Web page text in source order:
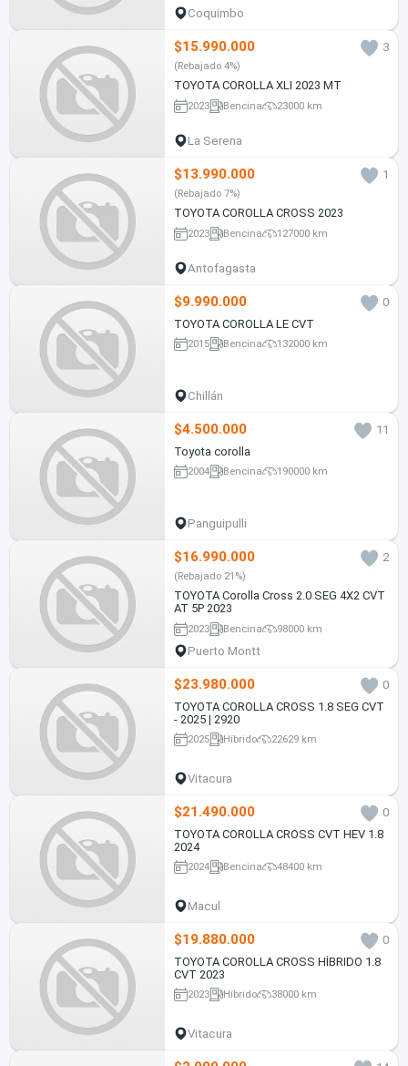
Coquimbo
$15.990.000 3
(Rebajado 4%)
TOYOTA COROLLA XLI 2023 MT
2023 Bencina 23000 km
La Serena
$13.990.000 1
(Rebajado 7%)
TOYOTA COROLLA CROSS 2023
2023 Bencina 127000 km
Antofagasta
$9.990.000
0
TOYOTA COROLLA LE CVT
2015 Bencina 132000 km
Chillán
$4.500.000
11
Toyota corolla
2004 Bencina 190000 km
Panguipulli
$16.990.000 2
(Rebajado 21%)
TOYOTA Corolla Cross 2.0 SEG 4X2 CVT
AT 5P 2023
2023 Bencina 98000 km
Puerto Montt
$23.980.000
0
TOYOTA COROLLA CROSS 1.8 SEG CVT
- 2025 | 2920
2025 Híbrido 22629 km
Vitacura
$21.490.000
0
TOYOTA COROLLA CROSS CVT HEV 1.8
2024
2024 Bencina 48400 km
Macul
$19.880.000
0
TOYOTA COROLLA CROSS HÍBRIDO 1.8
CVT 2023
2023 Híbrido 38000 km
Vitacura